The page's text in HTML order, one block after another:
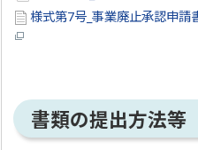
様式第7号_事業廃止承認申請
書類の提出方法等